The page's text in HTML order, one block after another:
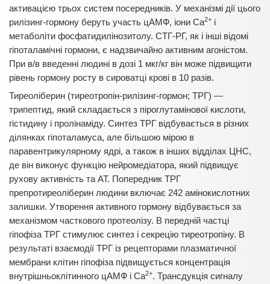
активацією трьох систем посередників. У механізмі дії цього
рилізинг-гормону беруть участь цАМФ, іони Са2+ і
метаболіти фосфатидилінозитолу. СТГ-РГ, як і інші відомі
гіпоталамічні гормони, є надзвичайно активним агоністом.
При в/в введенні людині в дозі 1 мкг/кг він може підвищити
рівень гормону росту в сироватці крові в 10 разів.
Тиреоліберин (тиреотропін-рилізинг-гормон; ТРГ) —
трипептид, який складається з піроглутамінової кислоти,
гістидину і пролінаміду. Синтез ТРГ відбувається в різних
ділянках гіпоталамуса, але більшою мірою в
паравентрикулярному ядрі, а також в інших відділах ЦНС,
де він виконує функцію нейромедіатора, який підвищує
рухову активність та АТ. Попередник ТРГ
препротиреоліберин людини включає 242 амінокислотних
залишки. Утворення активного гормону відбувається за
механізмом часткового протеолізу. В передній частці
гіпофіза ТРГ стимулює синтез і секрецію тиреотропіну. В
результаті взаємодії ТРГ із рецепторами плазматичної
мембрани клітин гіпофіза підвищується концентрація
внутрішньоклітинного цАМФ і Са2+. Трансдукція сигналу